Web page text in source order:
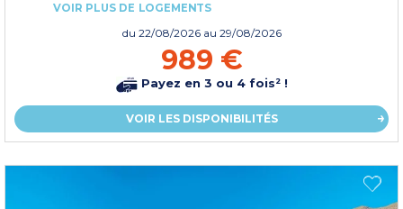
VOIR PLUS DE LOGEMENTS
du 22/08/2026 au 29/08/2026
989 €
Payez en 3 ou 4 fois² !
VOIR LES DISPONIBILITÉS